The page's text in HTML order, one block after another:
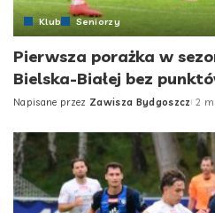
Klub Seniorzy
Pierwsza porażka w
Bielska-Białej bez
Posted
Napisane przez Zawisza Bydgoszcz 2